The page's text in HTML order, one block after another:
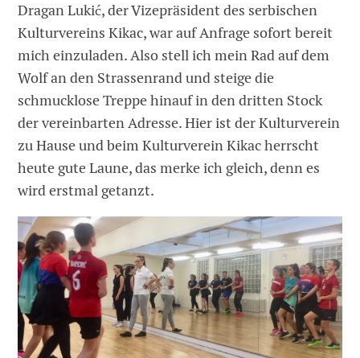
Dragan Lukić, der Vizepräsident des serbischen
Kulturvereins Kikac, war auf Anfrage sofort bereit
mich einzuladen. Also stell ich mein Rad auf dem
Wolf an den Strassenrand und steige die
schmucklose Treppe hinauf in den dritten Stock
der vereinbarten Adresse. Hier ist der Kulturverein
zu Hause und beim Kulturverein Kikac herrscht
heute gute Laune, das merke ich gleich, denn es
wird erstmal getanzt.